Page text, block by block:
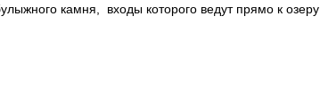
камня, входы которого ведут прямо к озеру